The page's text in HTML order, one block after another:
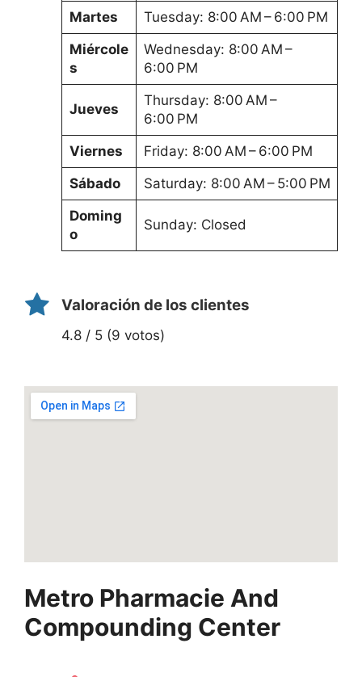
Martes
Tuesday: 8:00 AM – 6:00 PM
Miércole
s
Wednesday: 8:00 AM –
6:00 PM
Jueves
Thursday: 8:00 AM –
6:00 PM
Viernes
Friday: 8:00 AM – 6:00 PM
Sábado
Saturday: 8:00 AM – 5:00 PM
Doming
o
Sunday: Closed
Valoración de los clientes
4.8 / 5 (9 votos)
Metro Pharmacie And
Compounding Center